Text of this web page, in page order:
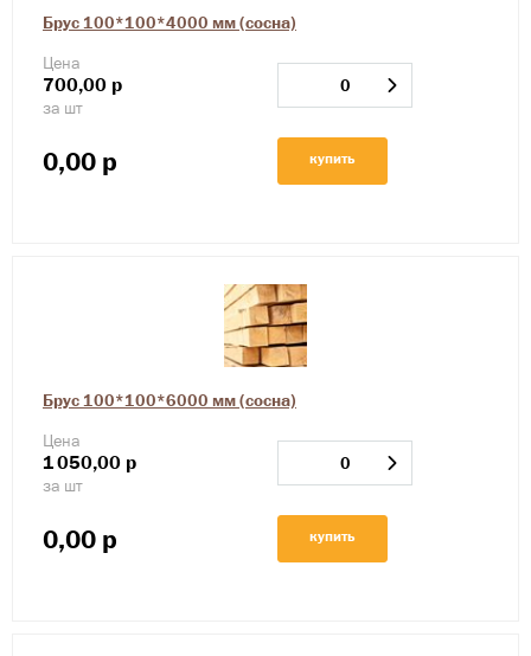
Брус 100*100*4000 мм (сосна)
Цена
700,00 р
за шт
0,00 р купить
Брус 100*100*6000 мм (сосна)
Цена
1050,00 р
за шт
0,00 р купить